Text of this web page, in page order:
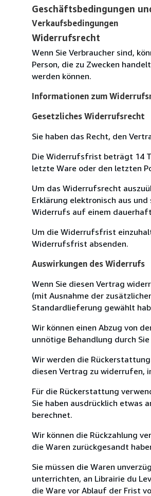
Geschäftsbedingungen
Verkaufsbedingungen
Widerrufsrecht
Wenn Sie Verbraucher sind,
Person, die zu Zwecken
werden können.
Informationen zum
Gesetzliches Widerrufsrecht
Sie haben das Recht, den
Die Widerrufsfrist beträgt 14
letzte Ware oder den letzten
Um das Widerrufsrecht
Erklärung elektronisch aus
Widerrufs auf einem
Um die Widerrufsfrist
Widerrufsfrist absenden.
Auswirkungen des Widerrufs
Wenn Sie diesen Vertrag
(mit Ausnahme der
Standardlieferung gewählt
Wir können einen Abzug von
unnötige Behandlung durch
Wir werden die
diesen Vertrag zu widerrufen,
Für die Rückerstattung
Sie haben ausdrücklich etwas
berechnet.
Wir können die Rückzahlung
die Waren zurückgesandt
Sie müssen die Waren
unterrichten, an Librairie du
die Ware vor Ablauf der Frist